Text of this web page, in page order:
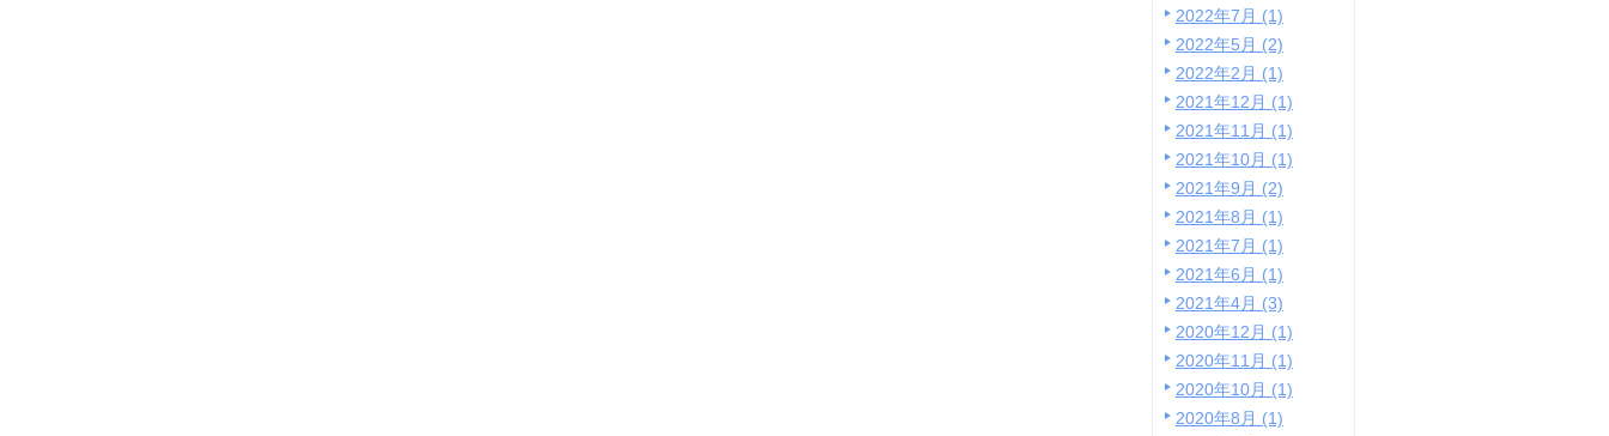
2022年7月 (1)
2022年5月 (2)
2022年2月 (1)
2021年12月 (1)
2021年11月 (1)
2021年10月 (1)
2021年9月 (2)
2021年8月 (1)
2021年7月 (1)
2021年6月 (1)
2021年4月 (3)
2020年12月 (1)
2020年11月 (1)
2020年10月 (1)
2020年8月 (1)